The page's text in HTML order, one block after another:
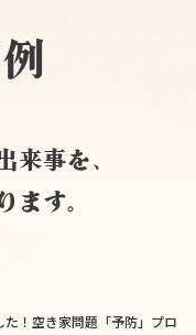
来事を、
ます。
！空き家問題「予防」プロ